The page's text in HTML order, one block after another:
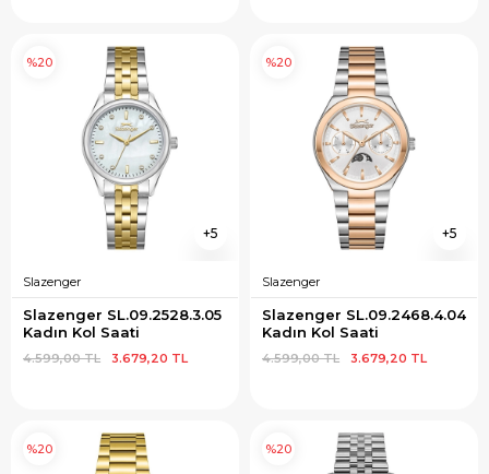
5
Slazenger
Slazenger SL.09.2528.3.05
Kadın Kol Saati
3.679,20 TL
4.599,00 TL
%20
5
Slazenger
Slazenger SL.09.2468.4.04
Kadın Kol Saati
3.679,20 TL
4.599,00 TL
%20
%20 %20